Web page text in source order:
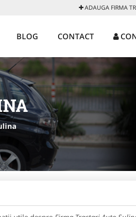
ADAUGA FIRMA
BLOG CONTACT